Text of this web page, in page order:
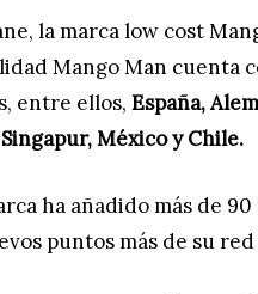
la marca low cost
Mango Man cuenta
entre ellos, España,
México y Chile.
ha añadido más de
puntos más de su